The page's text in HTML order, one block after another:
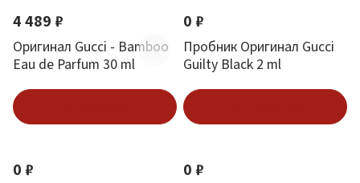
4 489 ₽
Оригинал Gucci - Bamboo
Eau de Parfum 30 ml
0 ₽
Пробник Оригинал Gucci
Guilty Black 2 ml
0 ₽ 0 ₽